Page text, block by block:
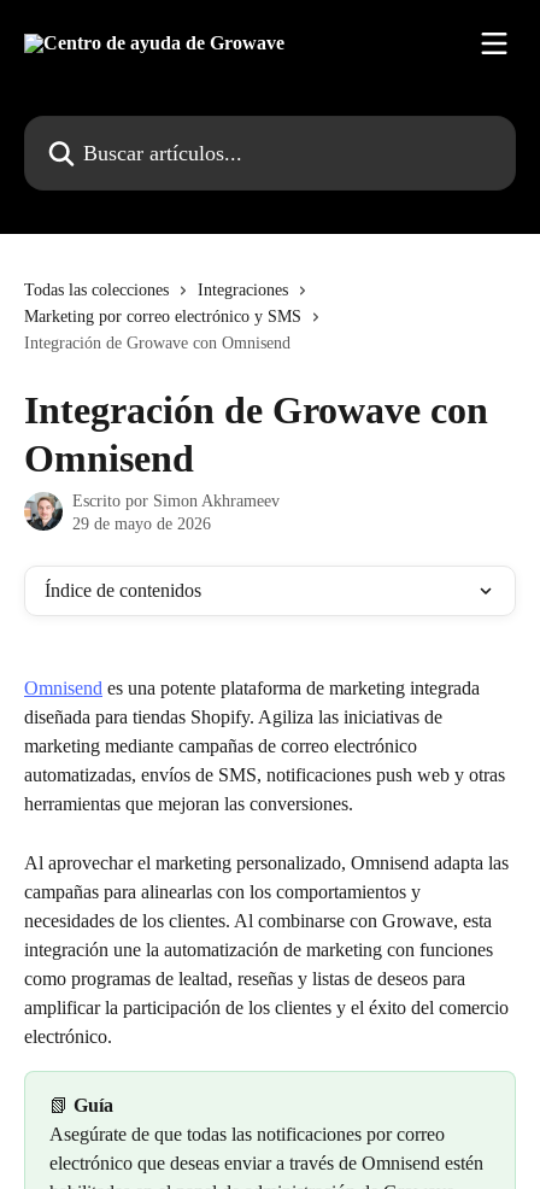
Buscar artículos...
Todas las colecciones
Integraciones
Marketing por correo electrónico y SMS
Integración de Growave con Omnisend
Integración de Growave con
Omnisend
Escrito por Simon Akhrameev
29 de mayo de 2026
Índice de contenidos
Omnisend es una potente plataforma de marketing integrada
diseñada para tiendas Shopify. Agiliza las iniciativas de
marketing mediante campañas de correo electrónico
automatizadas, envíos de SMS, notificaciones push web y otras
herramientas que mejoran las conversiones.
Al aprovechar el marketing personalizado, Omnisend adapta las
campañas para alinearlas con los comportamientos y
necesidades de los clientes. Al combinarse con Growave, esta
integración une la automatización de marketing con funciones
como programas de lealtad, reseñas y listas de deseos para
amplificar la participación de los clientes y el éxito del comercio
electrónico.
📗 Guía
Asegúrate de que todas las notificaciones por correo
electrónico que deseas enviar a través de Omnisend estén